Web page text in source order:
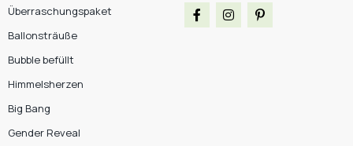
Überraschungspaket
Ballonsträuße
Bubble befüllt
Himmelsherzen
Big Bang
Gender Reveal